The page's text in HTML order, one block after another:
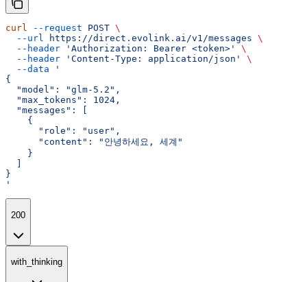
curl --request POST \
  --url
https://direct.evolink.ai/v1/messages \
  --header
'Authorization: Bearer <token>'
\
  --header
'Content-Type: application/json'
\
  --data
'
{
  "model": "glm-5.2",
  "max_tokens": 1024,
  "messages": [
    {
      "role": "user",
      "content": "안녕하세요, 세계"
    }
}
'
200
with_thinking